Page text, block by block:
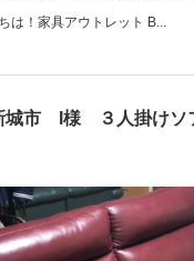
は！家具アウトレット B...
城市 I様 ３人掛けソ